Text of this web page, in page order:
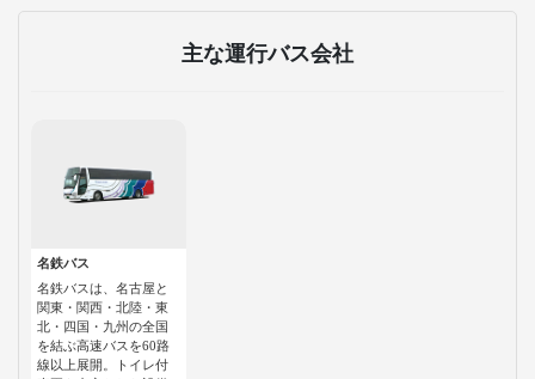
主な運行バス会社
名鉄バス
名鉄バスは、名古屋と
関東・関西・北陸・東
北・四国・九州の全国
を結ぶ高速バスを60路
線以上展開。トイレ付